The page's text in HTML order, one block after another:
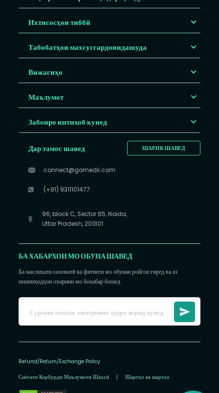
Ихтисосҳои тиббӣ
Табобатҳои махсусгардонидашуда
Вижагиҳо
Маълумот
Забонро интихоб кунед
ШАРИК ШАВЕД
Дар тамос шавед
connect@gomedii.com
(+91) 9311101477
96, block C, Sector 65, Noida,
Uttar Pradesh, 201301
БА ХАБАРХОИ МО ОБУНА ШАВЕД
Ба маслиҳати саломатӣ ва фитнеси мо обунаи ройгон гиред ва аз
пешниҳодҳои охирини мо бохабар бошед
Refund/Return/Exchange Policy
Сиёсати Корбурди Маълумоти Шахсӣ | Шартҳо ва шартҳо